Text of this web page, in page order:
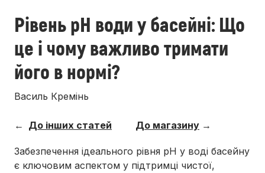
Рівень pH води у басейні: Що
це і чому важливо тримати
його в нормі?
Василь Кремінь
← До інших статей До магазину →
Забезпечення ідеального рівня pH у воді басейну
є ключовим аспектом у підтримці чистої,